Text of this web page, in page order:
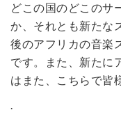
どこの国のどこのサ
か、それとも新たな
後のアフリカの音楽
です。また、新たに
はまた、こちらで皆
.